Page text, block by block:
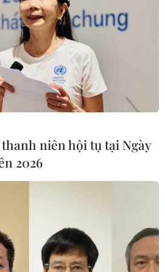
bờ biển Tây Bắc Thái Bình
cho ngày tiễn ông Táo
niên hội tụ tại Ngày
2026